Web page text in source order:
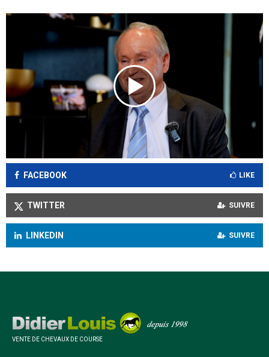
FACEBOOK LIKE
TWITTER SUIVRE
LINKEDIN SUIVRE
VENTE DE CHEVAUX DE COURSE